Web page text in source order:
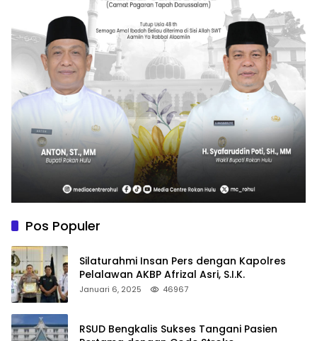
Pos Populer
Silaturahmi Insan Pers dengan Kapolres
Pelalawan AKBP Afrizal Asri, S.I.K.
Januari 6, 2025 46967
RSUD Bengkalis Sukses Tangani Pasien